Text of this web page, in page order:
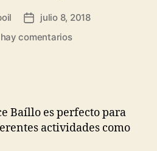
julio 8, 2018
comentarios
Baíllo es perfecto para
actividades como